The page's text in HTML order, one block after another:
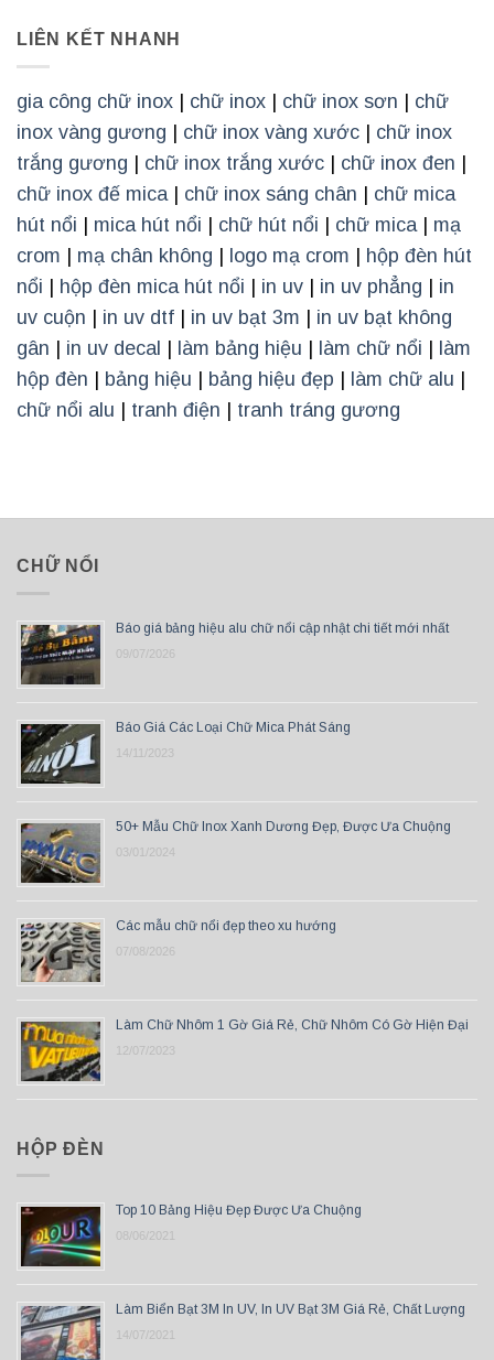
LIÊN KẾT NHANH
gia công chữ inox | chữ inox | chữ inox sơn | chữ
inox vàng gương | chữ inox vàng xước | chữ inox
trắng gương | chữ inox trắng xước | chữ inox đen |
chữ inox đế mica | chữ inox sáng chân | chữ mica
hút nổi | mica hút nổi | chữ hút nổi | chữ mica | mạ
crom | mạ chân không | logo mạ crom | hộp đèn hút
nổi | hộp đèn mica hút nổi | in uv | in uv phẳng | in
uv cuộn | in uv dtf | in uv bạt 3m | in uv bạt không
gân | in uv decal | làm bảng hiệu | làm chữ nổi | làm
hộp đèn | bảng hiệu | bảng hiệu đẹp | làm chữ alu |
chữ nổi alu | tranh điện | tranh tráng gương
CHỮ NỔI
Báo giá bảng hiệu alu chữ nổi cập nhật chi tiết mới nhất
09/07/2026
Báo Giá Các Loại Chữ Mica Phát Sáng
14/11/2023
50+ Mẫu Chữ Inox Xanh Dương Đẹp, Được Ưa Chuộng
03/01/2024
Các mẫu chữ nổi đẹp theo xu hướng
07/08/2026
Làm Chữ Nhôm 1 Gờ Giá Rẻ, Chữ Nhôm Có Gờ Hiện Đại
12/07/2023
HỘP ĐÈN
Top 10 Bảng Hiệu Đẹp Được Ưa Chuộng
08/06/2021
Làm Biển Bạt 3M In UV, In UV Bạt 3M Giá Rẻ, Chất Lượng
14/07/2021